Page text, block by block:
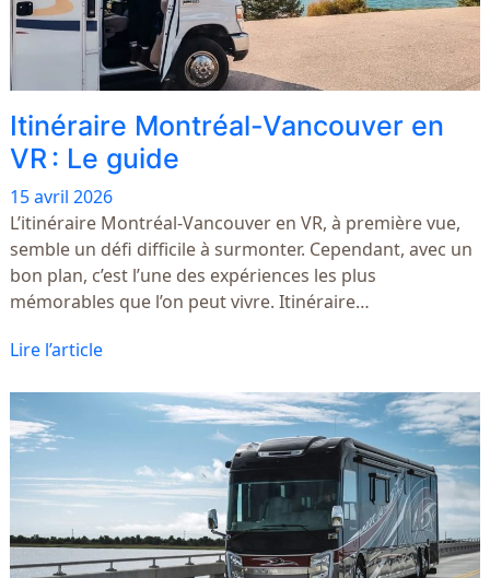
Itinéraire Montréal-Vancouver en
VR : Le guide
15 avril 2026
L’itinéraire Montréal-Vancouver en VR, à première vue,
semble un défi difficile à surmonter. Cependant, avec un
bon plan, c’est l’une des expériences les plus
mémorables que l’on peut vivre. Itinéraire…
Lire l’article